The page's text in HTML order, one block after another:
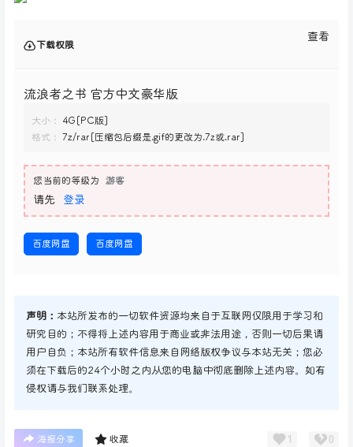
下载权限
查看
流浪者之书 官方中文豪华版
大小：
4G[PC版]
格式：
7z/rar[压缩包后缀是.gif的更改为.7z或.rar]
您当前的等级为 游客
请先 登录
百度网盘 百度网盘
声明： 本站所发布的一切软件资源均来自于互联网仅限用于学习和
研究目的；不得将上述内容用于商业或非法用途，否则一切后果请
用户自负；本站所有软件信息来自网络版权争议与本站无关；您必
须在下载后的24个小时之内从您的电脑中彻底删除上述内容。如有
侵权请与我们联系处理。
海报分享 收藏 1 0